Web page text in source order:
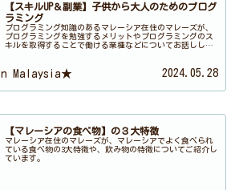
【スキルUP＆副業】子供から大人のためのプログ
ラミング
プログラミング知識のあるマレーシア在住のマレーズが、
プログラミングを勉強するメリットやプログラミングのス
キルを取得することで働ける業種などについてお話しして
Malaysia★ 2024.05.28
【マレーシアの食べ物】の３大特徴
マレーシア在住のマレーズが、マレーシアでよく食べられ
ている食べ物の3大特徴や、飲み物の特徴についてご紹介し
ています。